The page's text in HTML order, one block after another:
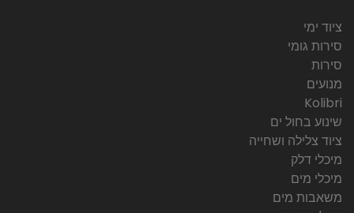
ציוד ימי
סירות גומי
סירות
מנועים
Kolibri
שינוע בחול ים
ציוד צלילה ושחייה
מיכלי דלק
מיכלי מים
משאבות מים